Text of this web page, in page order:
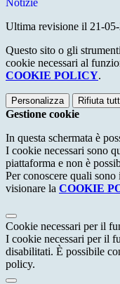
Notizie
Ultima revisione il 21-
Questo sito o gli
cookie necessari al
COOKIE POLICY.
Personalizza Rifiuta
Gestione cookie
In questa schermata è
I cookie necessari sono
piattaforma e non è
Per conoscere quali
visionare la COOKIE
Cookie necessari per il
I cookie necessari per il
disabilitati. È possibile
policy.